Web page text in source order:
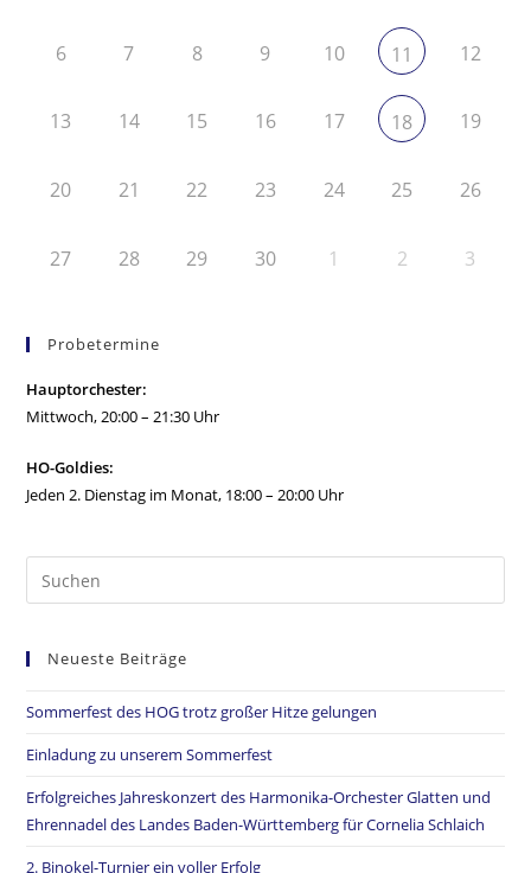
6 7 8 9 10 11 12
13 14 15 16 17 18 19
20 21 22 23 24 25 26
27 28 29 30 1 2 3
Probetermine
Hauptorchester:
Mittwoch, 20:00 – 21:30 Uhr
HO-Goldies:
Jeden 2. Dienstag im Monat, 18:00 – 20:00 Uhr
Neueste Beiträge
Sommerfest des HOG trotz großer Hitze gelungen
Einladung zu unserem Sommerfest
Erfolgreiches Jahreskonzert des Harmonika-Orchester Glatten und
Ehrennadel des Landes Baden-Württemberg für Cornelia Schlaich
2. Binokel-Turnier ein voller Erfolg